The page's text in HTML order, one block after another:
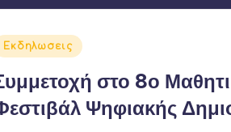
Εκδηλωσεις
στο 8ο
Ψηφιακής